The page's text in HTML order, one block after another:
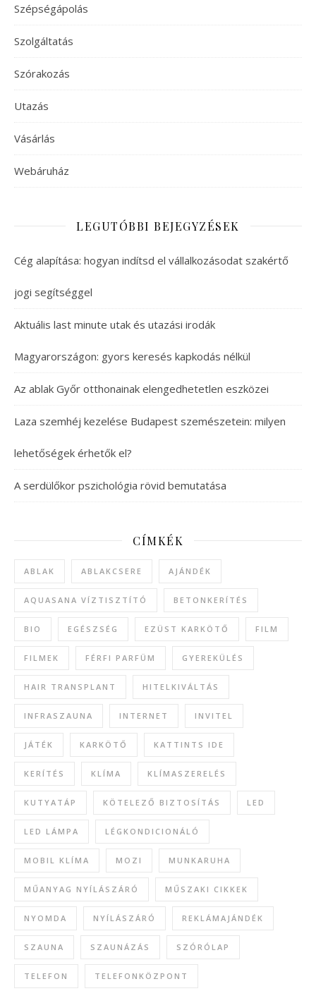
Szépségápolás
Szolgáltatás
Szórakozás
Utazás
Vásárlás
Webáruház
LEGUTÓBBI BEJEGYZÉSEK
Cég alapítása: hogyan indítsd el vállalkozásodat szakértő
jogi segítséggel
Aktuális last minute utak és utazási irodák
Magyarországon: gyors keresés kapkodás nélkül
Az ablak Győr otthonainak elengedhetetlen eszközei
Laza szemhéj kezelése Budapest szemészetein: milyen
lehetőségek érhetők el?
A serdülőkor pszichológia rövid bemutatása
CÍMKÉK
ABLAK ABLAKCSERE AJÁNDÉK
AQUASANA VÍZTISZTÍTÓ BETONKERÍTÉS
BIO EGÉSZSÉG EZÜST KARKÖTŐ FILM
FILMEK FÉRFI PARFÜM GYEREKÜLÉS
HAIR TRANSPLANT HITELKIVÁLTÁS
INFRASZAUNA INTERNET INVITEL
JÁTÉK KARKÖTŐ KATTINTS IDE
KERÍTÉS KLÍMA KLÍMASZERELÉS
KUTYATÁP KÖTELEZŐ BIZTOSÍTÁS LED
LED LÁMPA LÉGKONDICIONÁLÓ
MOBIL KLÍMA MOZI MUNKARUHA
MŰANYAG NYÍLÁSZÁRÓ MŰSZAKI CIKKEK
NYOMDA NYÍLÁSZÁRÓ REKLÁMAJÁNDÉK
SZAUNA SZAUNÁZÁS SZÓRÓLAP
TELEFON TELEFONKÖZPONT